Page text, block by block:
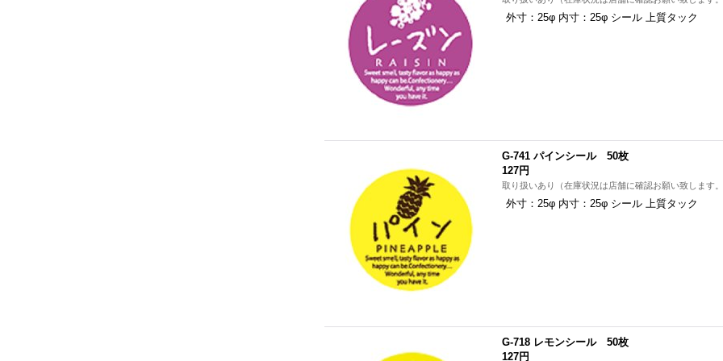
外寸：25φ 内寸：25φ シール 上質タック
G-741 パインシール 50枚
127円
取り扱いあり（在庫状況は店舗に確認お願い致します
外寸：25φ 内寸：25φ シール 上質タック
G-718 レモンシール 50枚
127円